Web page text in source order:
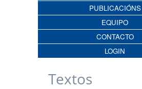
PUBLICACIÓNS
EQUIPO
CONTACTO
LOGIN
Textos